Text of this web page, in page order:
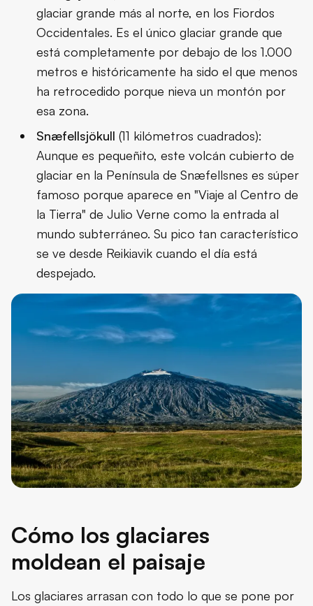
glaciar grande más al norte, en los Fiordos
Occidentales. Es el único glaciar grande que
está completamente por debajo de los 1.000
metros e históricamente ha sido el que menos
ha retrocedido porque nieva un montón por
esa zona.
Snæfellsjökull (11 kilómetros cuadrados):
Aunque es pequeñito, este volcán cubierto de
glaciar en la Península de Snæfellsnes es súper
famoso porque aparece en "Viaje al Centro de
la Tierra" de Julio Verne como la entrada al
mundo subterráneo. Su pico tan característico
se ve desde Reikiavik cuando el día está
despejado.
Cómo los glaciares
moldean el paisaje
Los glaciares arrasan con todo lo que se pone por